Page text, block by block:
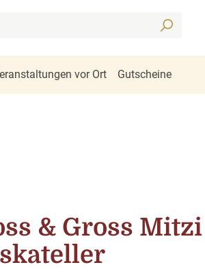
vor Ort Gutscheine
& Gross